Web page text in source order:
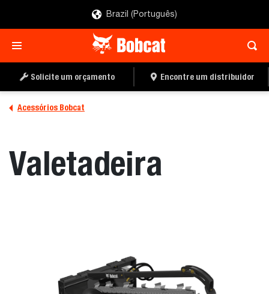
Brazil (Português)
Solicite um orçamento Encontre um distribuidor
Acessórios Bobcat
Valetadeira
PEÇA UMA COTAÇÃO
ENCONTRE UM